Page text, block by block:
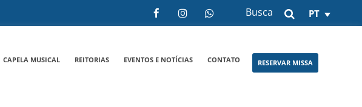
PT
Busca
CAPELA MUSICAL REITORIAS EVENTOS E NOTÍCIAS CONTATO RESERVAR MISSA